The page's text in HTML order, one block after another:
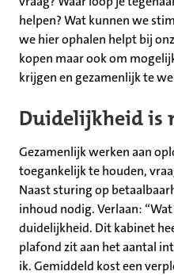
helpen? Wat kunnen we
we hier ophalen helpt bij
kopen maar ook om
krijgen en gezamenlijk te
Duidelijkheid is
Gezamenlijk werken aan
toegankelijk te houden,
Naast sturing op
inhoud nodig. Verlaan:
duidelijkheid. Dit kabinet
plafond zit aan het aantal
ik. Gemiddeld kost een